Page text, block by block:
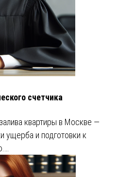
счетчика
квартиры в Москве —
ущерба и подготовки к